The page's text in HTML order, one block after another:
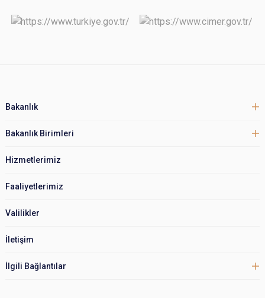
Bakanlık
Bakanlık Birimleri
Hizmetlerimiz
Faaliyetlerimiz
Valilikler
İletişim
İlgili Bağlantılar